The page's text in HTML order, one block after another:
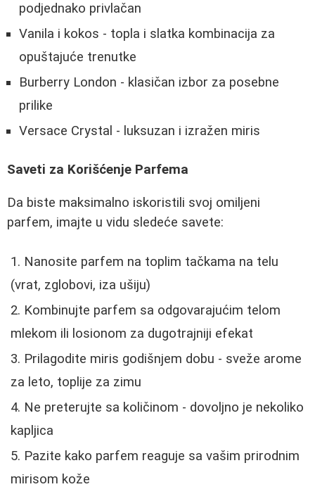
podjednako privlačan
Vanila i kokos - topla i slatka kombinacija za
opuštajuće trenutke
Burberry London - klasičan izbor za posebne
prilike
Versace Crystal - luksuzan i izražen miris
Saveti za Korišćenje Parfema
Da biste maksimalno iskoristili svoj omiljeni
parfem, imajte u vidu sledeće savete:
Nanosite parfem na toplim tačkama na telu
(vrat, zglobovi, iza ušiju)
Kombinujte parfem sa odgovarajućim telom
mlekom ili losionom za dugotrajniji efekat
Prilagodite miris godišnjem dobu - sveže arome
za leto, toplije za zimu
Ne preterujte sa količinom - dovoljno je nekoliko
kapljica
Pazite kako parfem reaguje sa vašim prirodnim
mirisom kože